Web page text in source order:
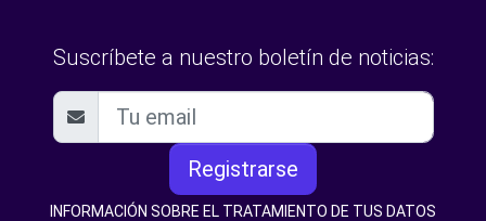
Suscríbete a nuestro boletín de noticias:
Registrarse
INFORMACIÓN SOBRE EL TRATAMIENTO DE TUS DATOS